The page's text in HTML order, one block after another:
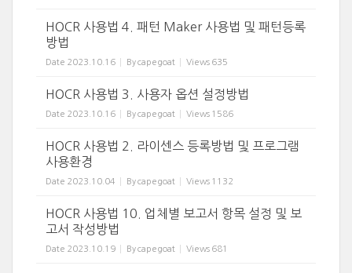
HOCR 사용법 4. 패턴 Maker 사용법 및 패턴등록
방법
Date 2023.10.16 Bycapegoat Views 635
HOCR 사용법 3. 사용자 옵션 설정방법
Date 2023.10.16 Bycapegoat Views 1586
HOCR 사용법 2. 라이센스 등록방법 및 프로그램
사용환경
Date 2023.10.04 Bycapegoat Views 1132
HOCR 사용법 10. 업체별 보고서 항목 설정 및 보
고서 작성방법
Date 2023.10.19 Bycapegoat Views 681